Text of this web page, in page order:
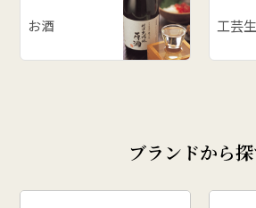
お酒 工芸
ブランドから